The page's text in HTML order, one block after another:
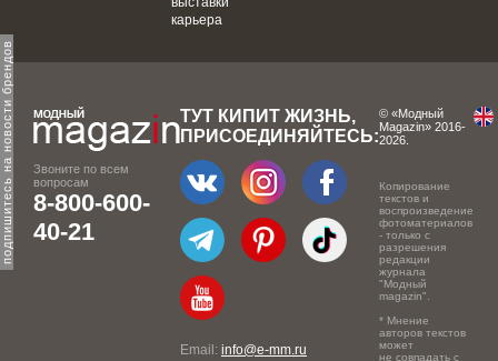
подпишитесь на новости брендов
карьера
Звоните по всем
вопросам
8-800-600-
40-21
ТУТ КИПИТ ЖИЗНЬ,
ПРИСОЕДИНЯЙТЕСЬ:
Email: info@e-mm.ru
© «Модный
Magazin» 2016-
2026.
Копирование
текстов и
воспроизведение
фотоматериалов
- только с
разрешения
редакции
журнала
"Модный
magazin".
* Мнение
авторов текстов
может
не совпадать с